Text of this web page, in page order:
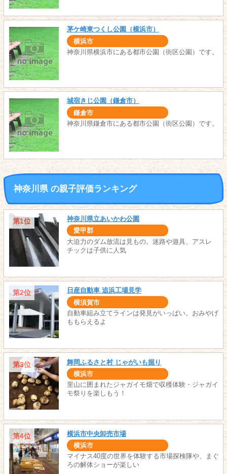
茅ケ崎東つくし公園（横浜市）
横浜市
神奈川県横浜市にある都市公園（街区公園）です。
城宿きじ公園（鎌倉市）
鎌倉市
神奈川県鎌倉市にある都市公園（街区公園）です。
神奈川県 の親子評価ランキング
第1位 神奈川県立あいかわ公園
愛甲郡
大迫力のダム放流は見もの。迷路や遊具、アスレ
チックは子供に人気
第2位 日産自動車 追浜工場見学
横須賀市
自動車組み立てラインは発見がいっぱい。おみやげ
ももらえるよ
第3位 舞岡ふるさと村 じゃがいも掘り
横浜市
里山に囲まれたジャガイモ畑で収穫体験・ジャガイ
モ祭りを楽しもう！
第4位 横浜市中央卸売市場
横浜市
マイナス40度の世界を体験する市場探検隊や、まぐ
ろの解体ショーが楽しい